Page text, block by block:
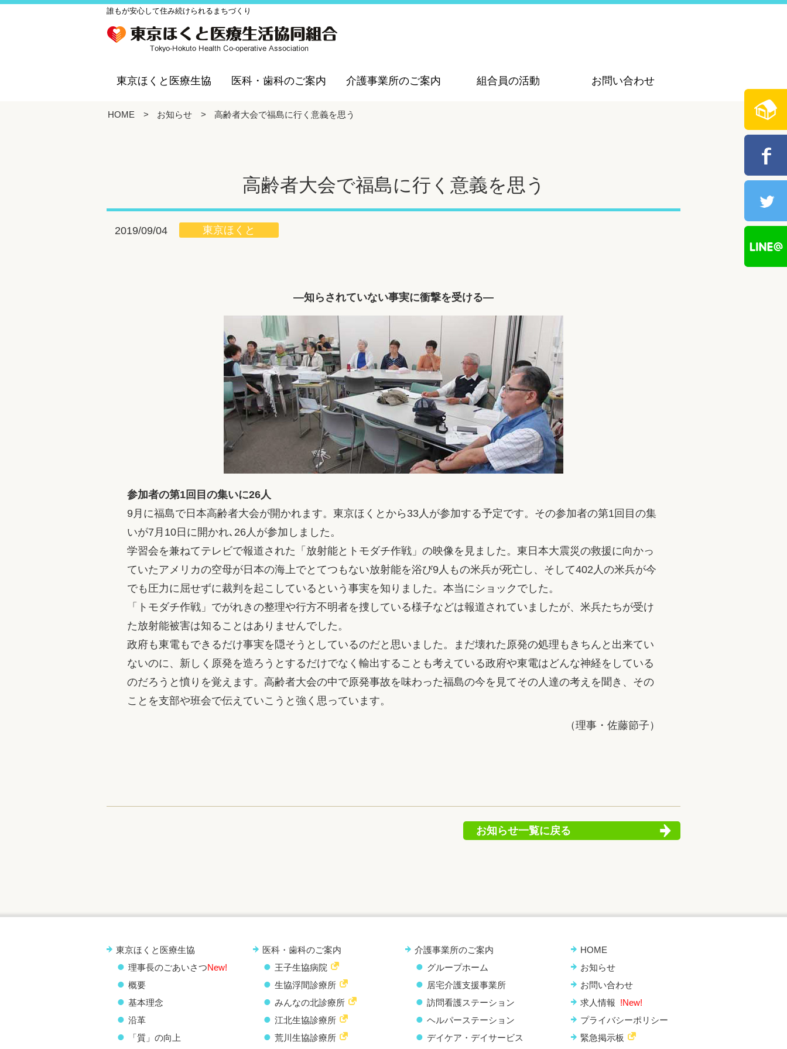
誰もが安心して住み続けられるまちづくり
東京ほくと医療生協 医科・歯科のご案内 介護事業所のご案内 組合員の活動 お問い合わせ
HOME > お知らせ > 高齢者大会で福島に行く意義を思う
高齢者大会で福島に行く意義を思う
2019/09/04 東京ほくと
―知らされていない事実に衝撃を受ける―
参加者の第1回目の集いに26人
9月に福島で日本高齢者大会が開かれます。東京ほくとから33人が参加する予定です。その参加者の第1回目の集
いが7月10日に開かれ､26人が参加しました。
学習会を兼ねてテレビで報道された「放射能とトモダチ作戦」の映像を見ました。東日本大震災の救援に向かっ
ていたアメリカの空母が日本の海上でとてつもない放射能を浴び9人もの米兵が死亡し、そして402人の米兵が今
でも圧力に屈せずに裁判を起こしているという事実を知りました。本当にショックでした。
「トモダチ作戦」でがれきの整理や行方不明者を捜している様子などは報道されていましたが、米兵たちが受け
た放射能被害は知ることはありませんでした。
政府も東電もできるだけ事実を隠そうとしているのだと思いました。まだ壊れた原発の処理もきちんと出来てい
ないのに、新しく原発を造ろうとするだけでなく輸出することも考えている政府や東電はどんな神経をしている
のだろうと憤りを覚えます。高齢者大会の中で原発事故を味わった福島の今を見てその人達の考えを聞き、その
ことを支部や班会で伝えていこうと強く思っています。
（理事・佐藤節子）
お知らせ一覧に戻る
東京ほくと医療生協
理事長のごあいさつNew!
概要
基本理念
沿革
「質」の向上
医科・歯科のご案内
王子生協病院
生協浮間診療所
みんなの北診療所
江北生協診療所
荒川生協診療所
介護事業所のご案内
グループホーム
居宅介護支援事業所
訪問看護ステーション
ヘルパーステーション
デイケア・デイサービス
HOME
お知らせ
お問い合わせ
求人情報 !New!
プライバシーポリシー
緊急掲示板